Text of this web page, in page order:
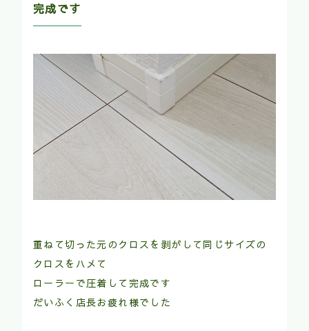
完成です
重ねて切った元のクロスを剥がして同じサイズの
クロスをハメて
ローラーで圧着して完成です
だいふく店長お疲れ様でした